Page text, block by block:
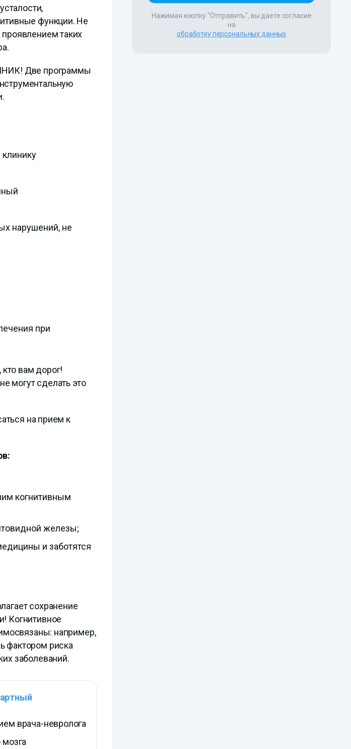
функции. Не
таких
Две программы
нарушений, не
при
кто вам дорог!
могут сделать это
на прием к
когнитивным
железы;
и заботятся
сохранение
Когнитивное
например,
фактором риска
заболеваний.
врача-невролога
Нажимая кнопку "Отправить", вы даете согласие
на
обработку персональных данных